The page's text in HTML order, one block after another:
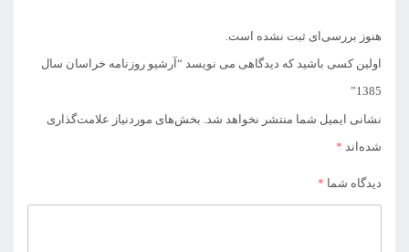
هنوز بررسی‌ای ثبت نشده است.
اولین کسی باشید که دیدگاهی می نویسد “آرشیو روزنامه خراسان سال
1385”
نشانی ایمیل شما منتشر نخواهد شد. بخش‌های موردنیاز علامت‌گذاری
شده‌اند *
دیدگاه شما *